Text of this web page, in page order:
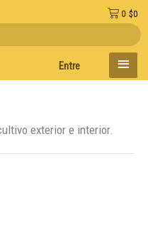
Entregas en el día en
$0
0
MENÚ
exterior e interior.